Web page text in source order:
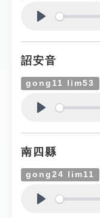
詔安音
gong11 lim53
南四縣
gong24 lim11